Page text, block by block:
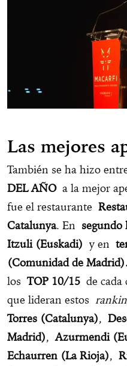
Las mejores
También se ha hizo
DEL AÑOa la mejor
fue el restaurante
Catalunya. En segundo
Itzuli (Euskadi) y en
(Comunidad de
losTOP 10/15 de
que lideran estos
Torres (Catalunya),
Madrid),Azurmendi
Echaurren (La Rioja),